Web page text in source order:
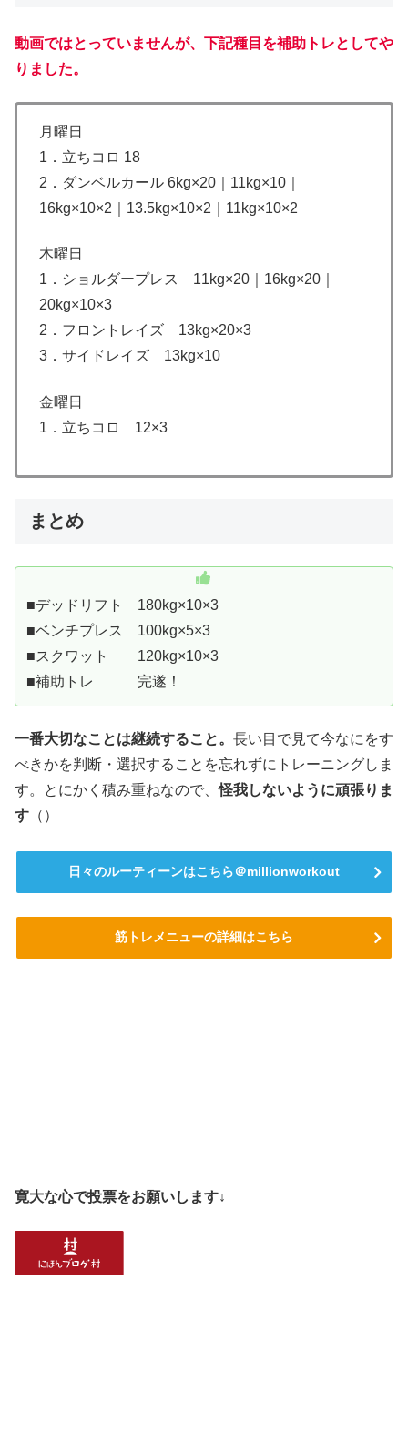
動画ではとっていませんが、下記種目を補助トレとしてや
りました。
月曜日
1．立ちコロ 18
2．ダンベルカール 6kg×20｜11kg×10｜
16kg×10×2｜13.5kg×10×2｜11kg×10×2
木曜日
1．ショルダープレス 11kg×20｜16kg×20｜
20kg×10×3
2．フロントレイズ 13kg×20×3
3．サイドレイズ 13kg×10
金曜日
1．立ちコロ 12×3
まとめ
■デッドリフト 180kg×10×3
■ベンチプレス 100kg×5×3
■スクワット 120kg×10×3
■補助トレ 完遂！
一番大切なことは継続すること。 長い目で見て今なにをす
べきかを判断・選択することを忘れずにトレーニングしま
す。とにかく積み重ねなので、怪我しないように頑張りま
す （）
日々のルーティーンはこちら＠millionworkout
筋トレメニューの詳細はこちら
寛大な心で投票をお願いします↓